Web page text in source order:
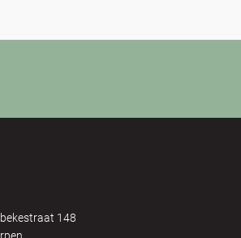
148